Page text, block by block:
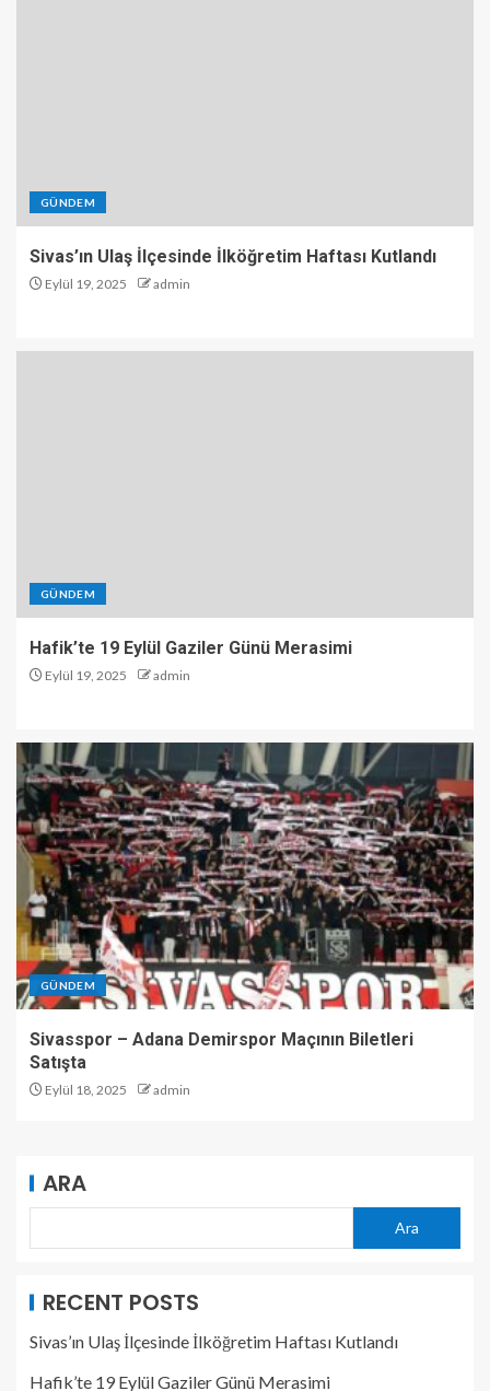
GÜNDEM
Sivas’ın Ulaş İlçesinde İlköğretim Haftası Kutlandı
Eylül 19, 2025 admin
GÜNDEM
Hafik’te 19 Eylül Gaziler Günü Merasimi
Eylül 19, 2025 admin
GÜNDEM
Sivasspor – Adana Demirspor Maçının Biletleri
Satışta
Eylül 18, 2025 admin
ARA
Ara
RECENT POSTS
Sivas’ın Ulaş İlçesinde İlköğretim Haftası Kutlandı
Hafik’te 19 Eylül Gaziler Günü Merasimi